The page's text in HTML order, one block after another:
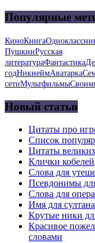
Популярные
КиноКнига
ПушкинРусская
литератураФантастика
годНикнеймАватарка
сетиМультфильмы
Новый статьи
Цитаты про
Список
Цитаты
Клички кобелей
Слова для
Псевдонимы
Слова для
Имя для
Крутые ники
Красивое
словами